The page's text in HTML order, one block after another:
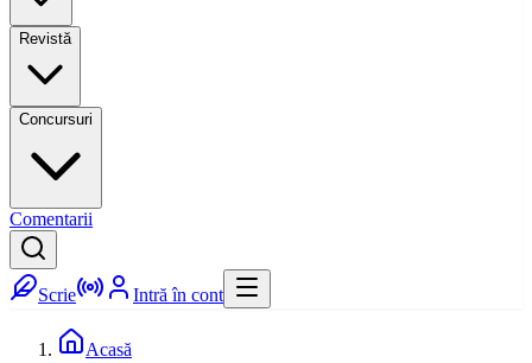
Revistă
Concursuri
Comentarii
Scrie Intră în cont
Acasă